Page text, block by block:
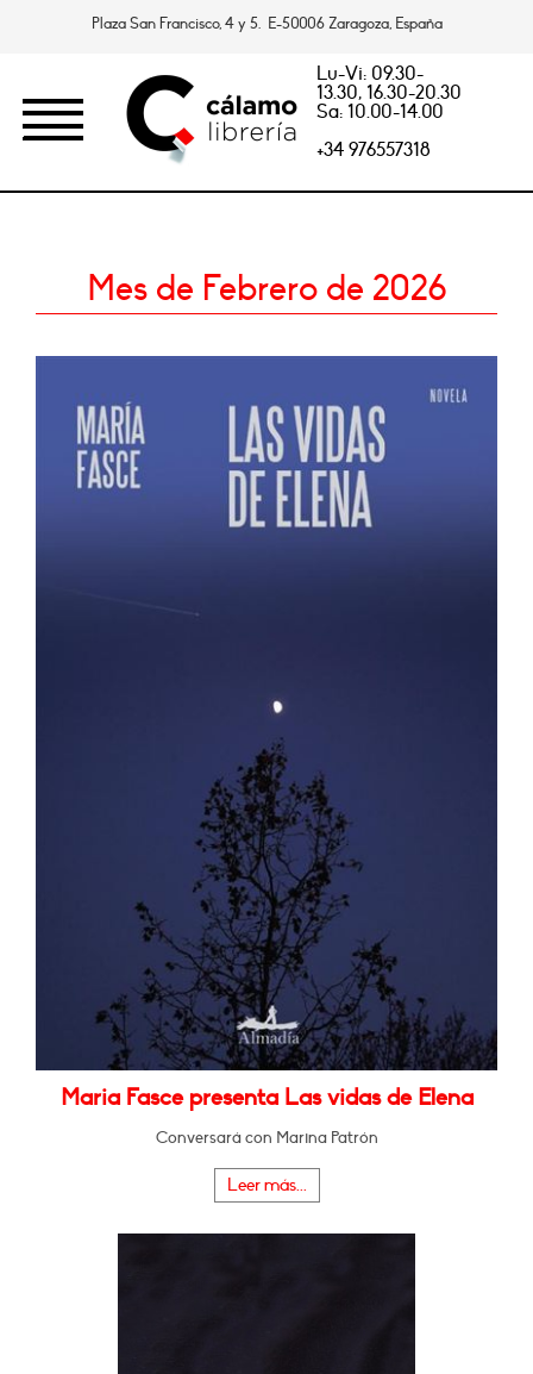
Plaza San Francisco, 4 y 5. E-50006 Zaragoza, España
Lu-Vi: 09.30-
13.30, 16.30-20.30
Sa: 10.00-14.00
+34 976557318
Mes de Febrero de 2026
Maria Fasce presenta Las vidas de Elena
Conversará con Marina Patrón
Leer más...